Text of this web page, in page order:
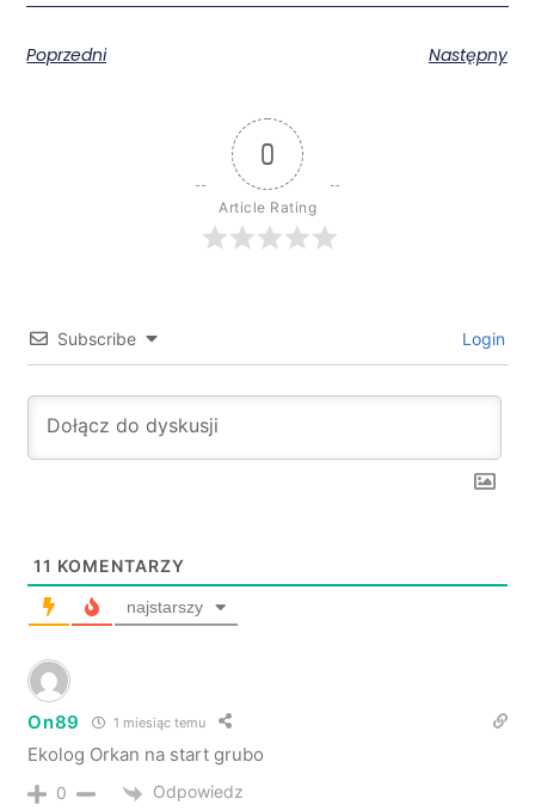
Poprzedni Następny
0
Article Rating
Subscribe Login
11 KOMENTARZY
najstarszy
On89 1 miesiąc temu
Ekolog Orkan na start grubo
0 Odpowiedz